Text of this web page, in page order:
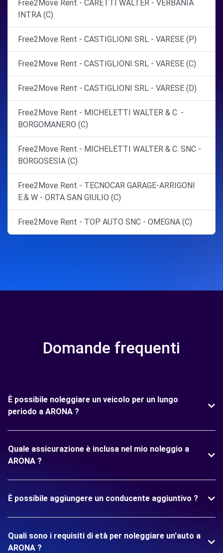
Free2Move Rent - CARETTI WALTER - VERBANIA
INTRA (C)
Free2Move Rent - CASTIGLIONI SRL - VARESE (P)
Free2Move Rent - CASTIGLIONI SRL - VARESE (C)
Free2Move Rent - CASTIGLIONI SRL - VARESE (D)
Free2Move Rent - MICHELETTI WALTER & C. -
BORGOMANERO (C)
Free2Move Rent - MICHELETTI WALTER & C. SNC -
BORGOSESIA (C)
Free2Move Rent - TECNOCAR GARAGE-ARRIGONI
E.& W - ORTA SAN GIULIO (C)
Free2Move Rent - TOP AUTO SNC - OMEGNA (C)
Domande frequenti
È possibile noleggiare un veicolo per un lungo
periodo a ARONA ?
Quale assicurazione è inclusa nel mio noleggio a
ARONA ?
È possibile aggiungere un conducente aggiuntivo ?
Quali sono i requisiti di età per noleggiare un'auto a
ARONA ?